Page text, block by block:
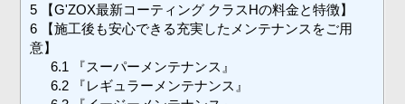
5 【G'ZOX最新コーティング クラスHの料金と特徴】
6 【施工後も安心できる充実したメンテナンスをご用
意】
6.1 『スーパーメンテナンス』
6.2 『レギュラーメンテナンス』